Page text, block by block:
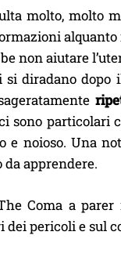
molto, molto
alquanto
non aiutare
diradano dopo
sono
e noioso. Una
apprendere.
Coma a
dei pericoli e